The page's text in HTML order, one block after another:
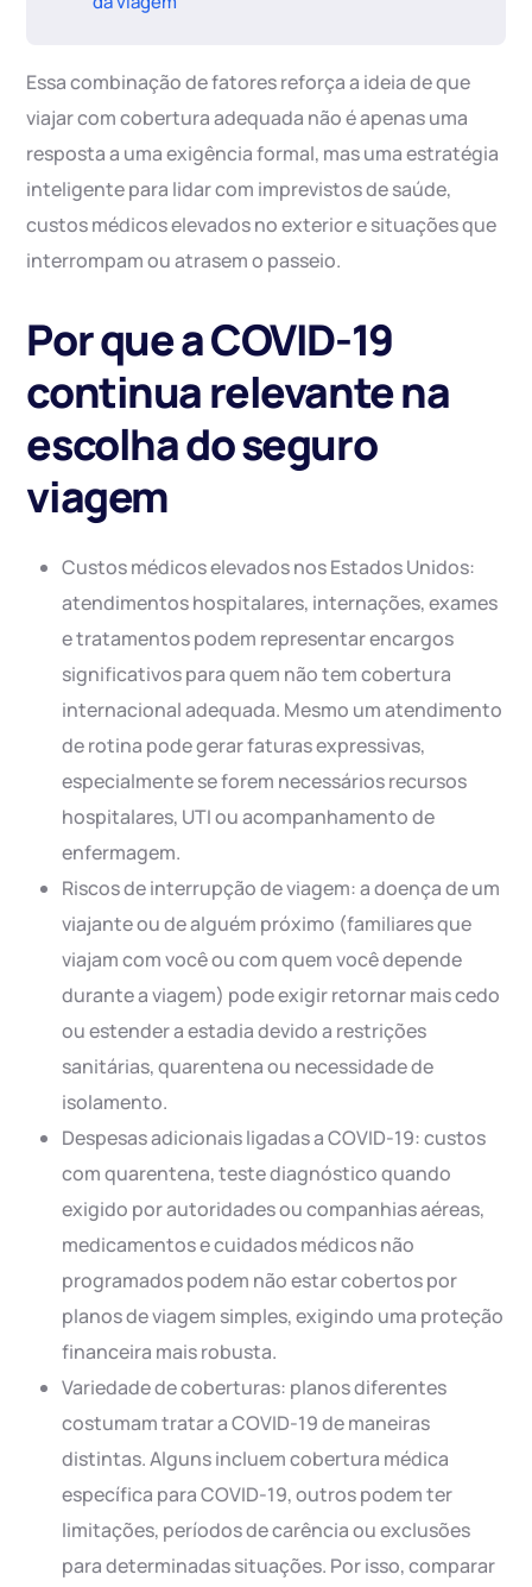
Essa combinação de fatores reforça a ideia de que
viajar com cobertura adequada não é apenas uma
resposta a uma exigência formal, mas uma estratégia
inteligente para lidar com imprevistos de saúde,
custos médicos elevados no exterior e situações que
interrompam ou atrasem o passeio.
Por que a COVID-19
continua relevante na
escolha do seguro
viagem
Custos médicos elevados nos Estados Unidos:
atendimentos hospitalares, internações, exames
e tratamentos podem representar encargos
significativos para quem não tem cobertura
internacional adequada. Mesmo um atendimento
de rotina pode gerar faturas expressivas,
especialmente se forem necessários recursos
hospitalares, UTI ou acompanhamento de
enfermagem.
Riscos de interrupção de viagem: a doença de um
viajante ou de alguém próximo (familiares que
viajam com você ou com quem você depende
durante a viagem) pode exigir retornar mais cedo
ou estender a estadia devido a restrições
sanitárias, quarentena ou necessidade de
isolamento.
Despesas adicionais ligadas a COVID-19: custos
com quarentena, teste diagnóstico quando
exigido por autoridades ou companhias aéreas,
medicamentos e cuidados médicos não
programados podem não estar cobertos por
planos de viagem simples, exigindo uma proteção
financeira mais robusta.
Variedade de coberturas: planos diferentes
costumam tratar a COVID-19 de maneiras
distintas. Alguns incluem cobertura médica
específica para COVID-19, outros podem ter
limitações, períodos de carência ou exclusões
para determinadas situações. Por isso, comparar